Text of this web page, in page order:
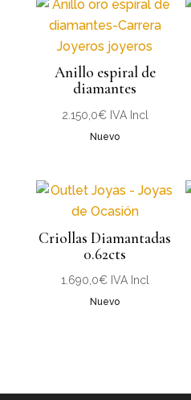
Anillo espiral de
diamantes
2.150,0€ IVA Incl
Nuevo
Criollas Diamantadas
0.62cts
1.690,0€ IVA Incl
Nuevo